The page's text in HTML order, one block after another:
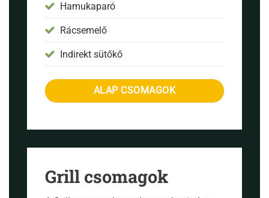
Hamukaparó
Rácsemelő
Indirekt sütőkő
ALAP CSOMAGOK
Grill csomagok